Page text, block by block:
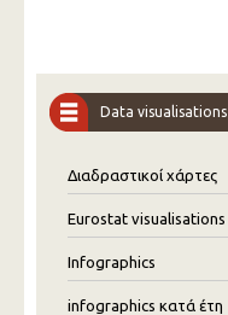
Data visualisations
Διαδραστικοί χάρτες
Eurostat visualisations
Infographics
infographics κατά έτη